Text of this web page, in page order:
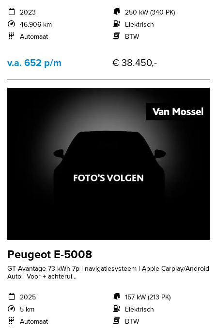
2023
46.906 km
Automaat
250 kW (340 PK)
Elektrisch
BTW
v.a. 652 p/m € 38.450,-
Peugeot E-5008
GT Avantage 73 kWh 7p | navigatiesysteem | Apple Carplay/Android
Auto | Voor + achterui...
2025
5 km
Automaat
157 kW (213 PK)
Elektrisch
BTW